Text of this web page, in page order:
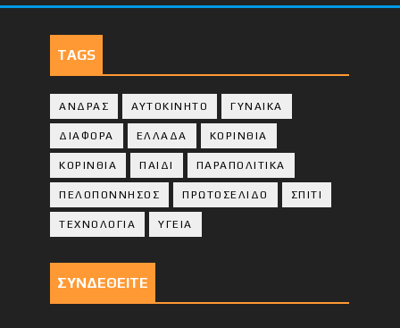
TAGS
ΑΝΔΡΑΣ ΑΥΤΟΚΙΝΗΤΟ ΓΥΝΑΙΚΑ
ΔΙΑΦΟΡΑ ΕΛΛΑΔΑ ΚΟΡΙΝΘΙΑ
ΚΟΡΙΝΘΙA ΠΑΙΔΙ ΠΑΡΑΠΟΛΙΤΙΚΑ
ΠΕΛΟΠΟΝΝΗΣΟΣ ΠΡΩΤΟΣΕΛΙΔΟ ΣΠΙΤΙ
ΤΕΧΝΟΛΟΓΙΑ ΥΓΕΙΑ
ΣΥΝΔΕΘΕΙΤΕ